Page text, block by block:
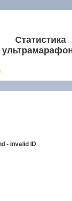
Статистика
- invalid ID